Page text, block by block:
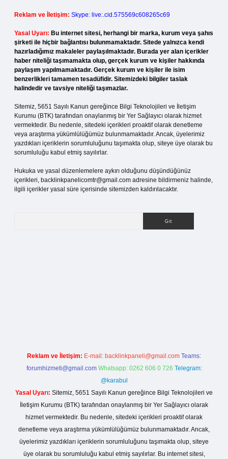
Reklam ve İletişim: Skype: live:.cid.575569c608265c69
Yasal Uyarı: Bu internet sitesi, herhangi bir marka, kurum veya şahıs
şirketi ile hiçbir bağlantısı bulunmamaktadır. Sitede yalnızca kendi
hazırladığımız makaleler paylaşılmaktadır. Burada yer alan içerikler
haber niteliği taşımamakta olup, gerçek kurum ve kişiler hakkında
paylaşım yapılmamaktadır. Gerçek kurum ve kişiler ile isim
benzerlikleri tamamen tesadüfidir. Sitemizdeki bilgiler taslak
halindedir ve tavsiye niteliği taşımazlar.
Sitemiz, 5651 Sayılı Kanun gereğince Bilgi Teknolojileri ve İletişim
Kurumu (BTK) tarafından onaylanmış bir Yer Sağlayıcı olarak hizmet
vermektedir. Bu nedenle, sitedeki içerikleri proaktif olarak denetleme
veya araştırma yükümlülüğümüz bulunmamaktadır. Ancak, üyelerimiz
yazdıkları içeriklerin sorumluluğunu taşımakta olup, siteye üye olarak bu
sorumluluğu kabul etmiş sayılırlar.
Hukuka ve yasal düzenlemelere aykırı olduğunu düşündüğünüz
içerikleri, backlinkpanelicomtr@gmail.com adresine bildirmeniz halinde,
ilgili içerikler yasal süre içerisinde sitemizden kaldırılacaktır.
Reklam ve İletişim: E-mail: backlinkpaneli@gmail.com Teams:
forumhizmeti@gmail.com Whatsapp: 0262 606 0 726 Telegram:
@karabul
Yasal Uyarı: Sitemiz, 5651 Sayılı Kanun gereğince Bilgi Teknolojileri ve
İletişim Kurumu (BTK) tarafından onaylanmış bir Yer Sağlayıcı olarak
hizmet vermektedir. Bu nedenle, sitedeki içerikleri proaktif olarak
denetleme veya araştırma yükümlülüğümüz bulunmamaktadır. Ancak,
üyelerimiz yazdıkları içeriklerin sorumluluğunu taşımakta olup, siteye
üye olarak bu sorumluluğu kabul etmiş sayılırlar. Bu internet sitesi,